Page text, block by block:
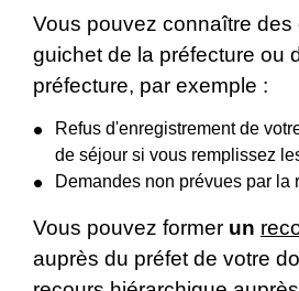
Vous pouvez connaître des
guichet de la préfecture ou
préfecture, par exemple :
Refus d'enregistrement de
de séjour si vous remplissez
Demandes non prévues par la
Vous pouvez former un
auprès du préfet de votre